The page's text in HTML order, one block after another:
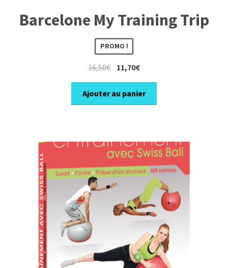
Barcelone My Training Trip
PROMO !
16,50€ Le
prix
initial
était :
11,70€Le
prix
actuel
est :
Ajouter au panier